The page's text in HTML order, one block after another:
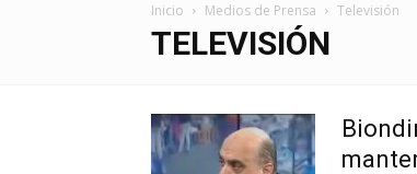
Inicio Medios de Prensa Televisión
TELEVISIÓN